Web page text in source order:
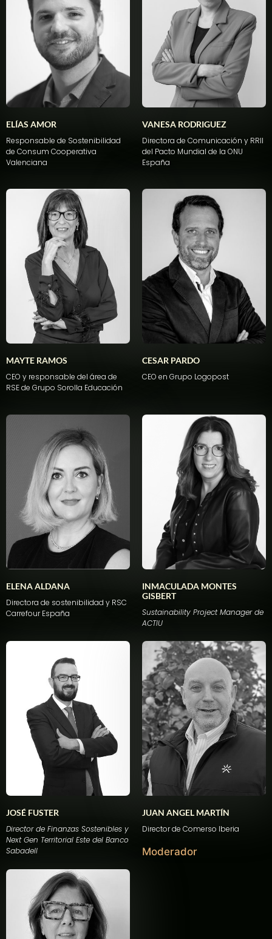
ELÍAS AMOR
Responsable de Sostenibilidad
de Consum Cooperativa
Valenciana
VANESA RODRIGUEZ
Directora de Comunicación y RRII
del Pacto Mundial de la ONU
España
MAYTE RAMOS
CEO y responsable del área de
RSE de Grupo Sorolla Educación
CESAR PARDO
CEO en Grupo Logopost
ELENA ALDANA
Directora de sostenibilidad y RSC
CarrefourEspaña
INMACULADA MONTES
GISBERT
Sustainability Project Manager de
ACTIU
JOSÉ FUSTER
Director de Finanzas Sostenibles y
Next Gen Territorial Este del Banco
Sabadell
JUAN ANGEL MARTÍN
Director de Comerso Iberia
Moderador